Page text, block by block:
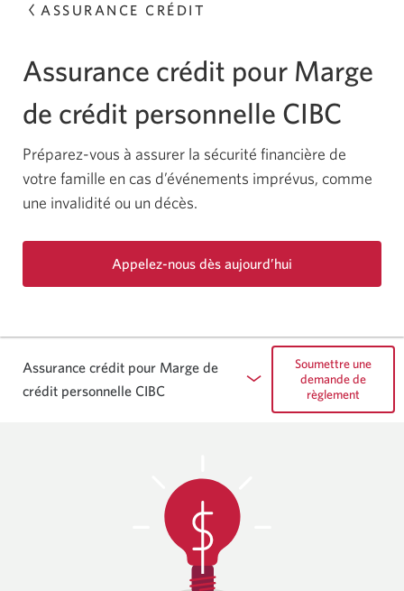
ASSURANCE CRÉDIT
Assurance crédit pour Marge
de crédit personnelle CIBC
Préparez-vous à assurer la sécurité financière de
votre famille en cas d’événements imprévus, comme
une invalidité ou un décès.
Appelez-nous dès aujourd’hui
s’ouvrira.
Assurance crédit pour Marge de
crédit personnelle CIBC
Soumettre une
demande de
règlement